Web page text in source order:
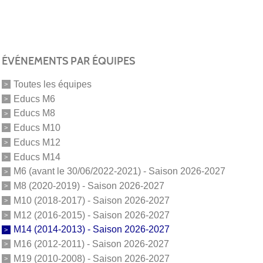
ÉVÉNEMENTS PAR ÉQUIPES
Toutes les équipes
Educs M6
Educs M8
Educs M10
Educs M12
Educs M14
M6 (avant le 30/06/2022-2021) - Saison 2026-2027
M8 (2020-2019) - Saison 2026-2027
M10 (2018-2017) - Saison 2026-2027
M12 (2016-2015) - Saison 2026-2027
M14 (2014-2013) - Saison 2026-2027
M16 (2012-2011) - Saison 2026-2027
M19 (2010-2008) - Saison 2026-2027